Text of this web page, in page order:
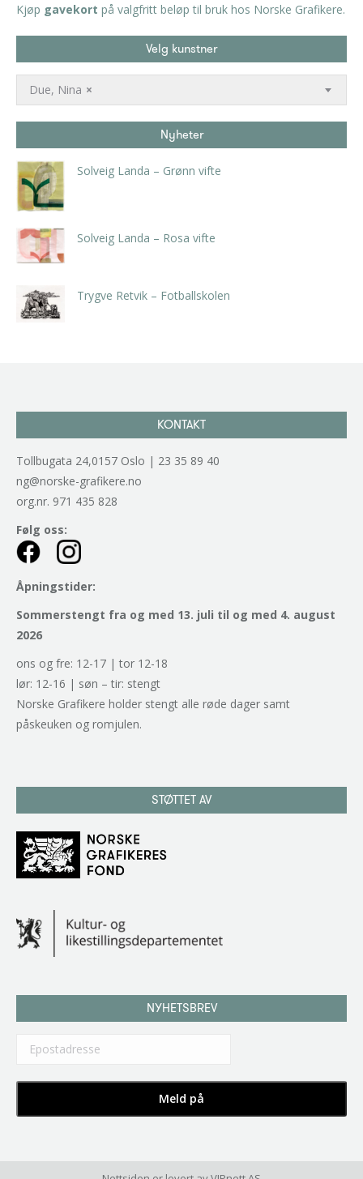
Kjøp gavekort på valgfritt beløp til bruk hos Norske Grafikere.
Velg kunstner
×
Due, Nina
Nyheter
Solveig Landa – Grønn vifte
Solveig Landa – Rosa vifte
Trygve Retvik – Fotballskolen
KONTAKT
Tollbugata 24,0157 Oslo | 23 35 89 40
ng@norske-grafikere.no
org.nr. 971 435 828
Følg oss:
Åpningstider:
Sommerstengt fra og med 13. juli til og med 4. august
2026
ons og fre: 12-17 | tor 12-18
lør: 12-16 | søn – tir: stengt
Norske Grafikere holder stengt alle røde dager samt
påskeuken og romjulen.
STØTTET AV
NYHETSBREV